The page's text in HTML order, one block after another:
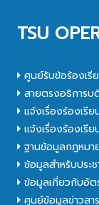
TSU
ศูนย์รับข้อร้องเรี
สายตรงอธิการบ
แจ้งเรื่องร้องเรี
แจ้งเรื่องร้องเรี
ฐานข้อมูลกฎหมา
ข้อมูลสำหรับประ
ข้อมูลเกี่ยวกับอัต
ศูนย์ข้อมูลข่าวส